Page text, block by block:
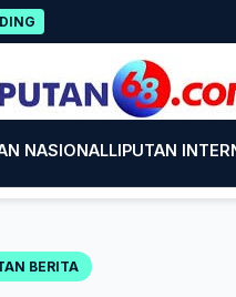
NASIONALLIPUTAN
BERITA